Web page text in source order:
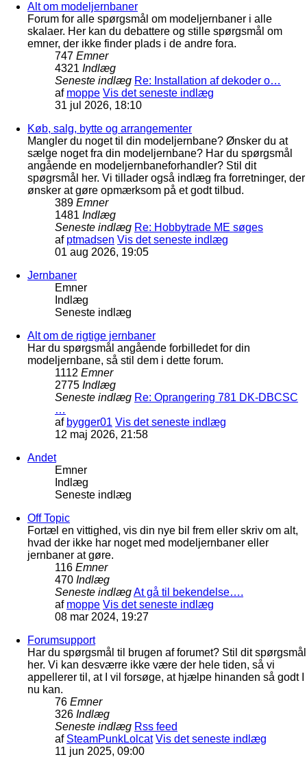
Alt om modeljernbaner
Forum for alle spørgsmål om modeljernbaner i alle
skalaer. Her kan du debattere og stille spørgsmål om
emner, der ikke finder plads i de andre fora.
747 Emner
4321 Indlæg
Seneste indlæg Re: Installation af dekoder o…
af moppe Vis det seneste indlæg
31 jul 2026, 18:10
Køb, salg, bytte og arrangementer
Mangler du noget til din modeljernbane? Ønsker du at
sælge noget fra din modeljernbane? Har du spørgsmål
angående en modeljernbaneforhandler? Stil dit
spøgrsmål her. Vi tillader også indlæg fra forretninger, der
ønsker at gøre opmærksom på et godt tilbud.
389 Emner
1481 Indlæg
Seneste indlæg Re: Hobbytrade ME søges
af ptmadsen Vis det seneste indlæg
01 aug 2026, 19:05
Jernbaner
Emner
Indlæg
Seneste indlæg
Alt om de rigtige jernbaner
Har du spørgsmål angående forbilledet for din
modeljernbane, så stil dem i dette forum.
1112 Emner
2775 Indlæg
Seneste indlæg Re: Oprangering 781 DK-DBCSC
…
af bygger01 Vis det seneste indlæg
12 maj 2026, 21:58
Andet
Emner
Indlæg
Seneste indlæg
Off Topic
Fortæl en vittighed, vis din nye bil frem eller skriv om alt,
hvad der ikke har noget med modeljernbaner eller
jernbaner at gøre.
116 Emner
470 Indlæg
Seneste indlægAt gå til bekendelse….
af moppe Vis det seneste indlæg
08 mar 2024, 19:27
Forumsupport
Har du spørgsmål til brugen af forumet? Stil dit spørgsmål
her. Vi kan desværre ikke være der hele tiden, så vi
appellerer til, at I vil forsøge, at hjælpe hinanden så godt I
nu kan.
76 Emner
326 Indlæg
Seneste indlæg Rss feed
af SteamPunkLolcat Vis det seneste indlæg
11 jun 2025, 09:00